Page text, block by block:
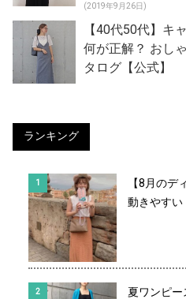
(2019年9月26日)
【40代50代】キ
何が正解？ おし
タログ【公式】
ランキング
【8月のデ
動きやすい
夏ワンピ